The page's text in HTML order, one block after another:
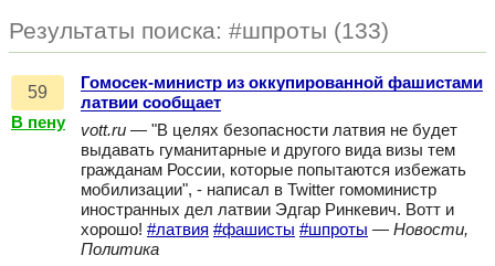
Результаты поиска: #шпроты (133)
59
В пену
Гомосек-министр из оккупированной фашистами
латвии сообщает
vott.ru — "В целях безопасности латвия не будет
выдавать гуманитарные и другого вида визы тем
гражданам России, которые попытаются избежать
мобилизации", - написал в Twitter гомоминистр
иностранных дел латвии Эдгар Ринкевич. Вотт и
хорошо! #латвия #фашисты #шпроты — Новости,
Политика